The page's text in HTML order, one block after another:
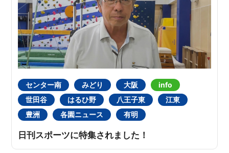
センター南 みどり 大阪
info
世田谷
はるひ野 八王子東
江東
豊洲
各園ニュース 有明
日刊スポーツに特集されました！